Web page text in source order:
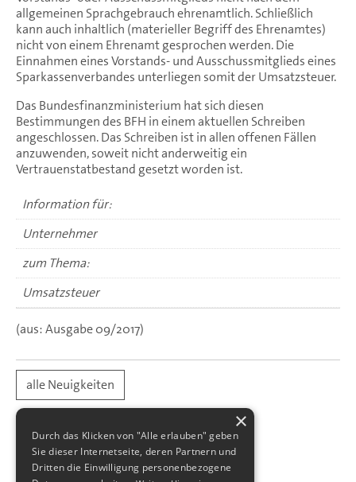
allgemeinen Sprachgebrauch ehrenamtlich. Schließlich
kann auch inhaltlich (materieller Begriff des Ehrenamtes)
nicht von einem Ehrenamt gesprochen werden. Die
Einnahmen eines Vorstands- und Ausschussmitglieds eines
Sparkassenverbandes unterliegen somit der Umsatzsteuer.
Das Bundesfinanzministerium hat sich diesen
Bestimmungen des BFH in einem aktuellen Schreiben
angeschlossen. Das Schreiben ist in allen offenen Fällen
anzuwenden, soweit nicht anderweitig ein
Vertrauenstatbestand gesetzt worden ist.
Information für:
Unternehmer
zum Thema:
Umsatzsteuer
(aus: Ausgabe 09/2017)
alle Neuigkeiten
×
Durch das Klicken von "Alle erlauben" geben
Sie dieser Internetseite, deren Partnern und
Dritten die Einwilligung personenbezogene